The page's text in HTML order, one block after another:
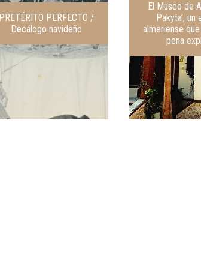
PRETÉRITO PERFECTO /
Decálogo navideño
El Museo de
Pakyta’, un
almeriense
pena